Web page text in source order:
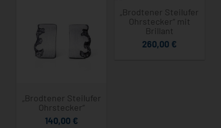
„Brodtener Steilufer
Ohrstecker“
140,00 €
„Brodtener Steilufer
Ohrstecker“ mit
Brillant
260,00 €